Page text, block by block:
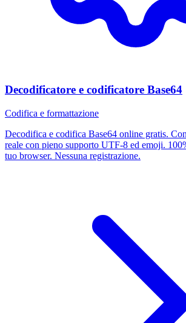
Decodificatore e codificatore Base64
Codifica e formattazione
Decodifica e codifica Base64 online gratis.
reale con pieno supporto UTF-8 ed emoji.
tuo browser. Nessuna registrazione.